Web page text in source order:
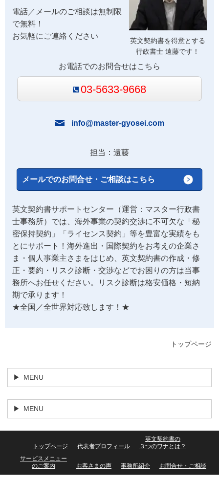
英文契約書を得意とする
行政書士 遠藤です！
電話／メールのご相談は無制限
で無料！
お気軽にご連絡ください
お電話でのお問合せはこちら
03-5633-9668
info@master-gyosei.com
担当：遠藤
メールでのお問合せ・ご相談はこちら
英文契約書サポートセンター（運営：マスター行政書
士事務所）では、海外事業の契約交渉に不可欠な「秘
密保持契約」「ライセンス契約」等を豊富な実績をも
とにサポート！海外進出・国際契約をお考えの企業さ
ま・個人事業主さまをはじめ、英文契約書の作成・修
正・要約・リスク診断・交渉などでお困りの方は当事
務所へお任せください。リスク診断は格安価格・短納
期で承ります！
★全国／全世界対応致します！★
トップページ
MENU
MENU
トップページ 代表者プロフィール
英文契約書の
３つのワナとは？
サービスメニュー
のご案内
お客さまの声 事務所紹介 お問合せ・ご相談